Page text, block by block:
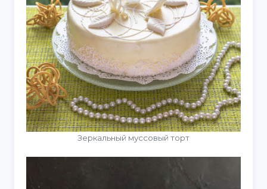
Зеркальный муссовый торт